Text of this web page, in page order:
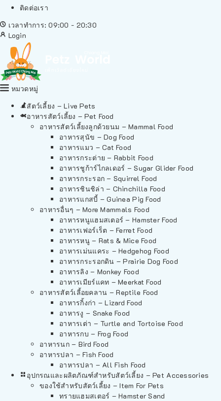
ติดต่อเรา
เวลาทำการ: 09:00 - 20:30
Login
หมวดหมู่
สัตว์เลี้ยง – Live Pets
อาหารสัตว์เลี้ยง – Pet Food
อาหารสัตว์เลี้ยงลูกด้วยนม – Mammal Food
อาหารสุนัข – Dog Food
อาหารแมว – Cat Food
อาหารกระต่าย – Rabbit Food
อาหารชูก้าร์ไกลเดอร์ – Sugar Glider Food
อาหารกระรอก – Squirrel Food
อาหารชินชิล่า – Chinchilla Food
อาหารแกสบี้ – Guinea Pig Food
อาหารอื่นๆ – More Mammals Food
อาหารหนูแฮมสเตอร์ – Hamster Food
อาหารเฟอร์เร็ต – Ferret Food
อาหารหนู – Rats & Mice Food
อาหารเม่นแคระ – Hedgehog Food
อาหารกระรอกดิน – Prairie Dog Food
อาหารลิง – Monkey Food
อาหารเมียร์แคท – Meerkat Food
อาหารสัตว์เลี้อยคลาน – Reptile Food
อาหารกิ้งก่า – Lizard Food
อาหารงู – Snake Food
อาหารเต่า – Turtle and Tortoise Food
อาหารกบ – Frog Food
อาหารนก – Bird Food
อาหารปลา – Fish Food
อาหารปลา – All Fish Food
อุปกรณและผลิตภัณฑ์สำหรับสัตว์เลี้ยง – Pet Accessories
ของใช้สำหรับสัตว์เลี้ยง – Item For Pets
ทรายแฮมสเตอร์ – Hamster Sand